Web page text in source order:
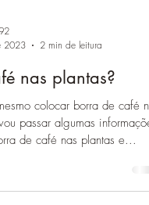
2023
2 min de leitura
nas plantas?
colocar borra de café
passar algumas informações